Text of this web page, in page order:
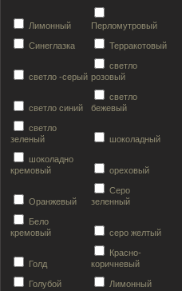
Лимонный Перломутровый
Синеглазка Терракотовый
светло -серый
светло
розовый
светло синий
светло
бежевый
светло
зеленый
шоколадный
шоколадно
кремовый
ореховый
Оранжевый
Серо
зеленный
Бело
кремовый
серо желтый
Голд
Красно-
коричневый
Голубой Лимонный